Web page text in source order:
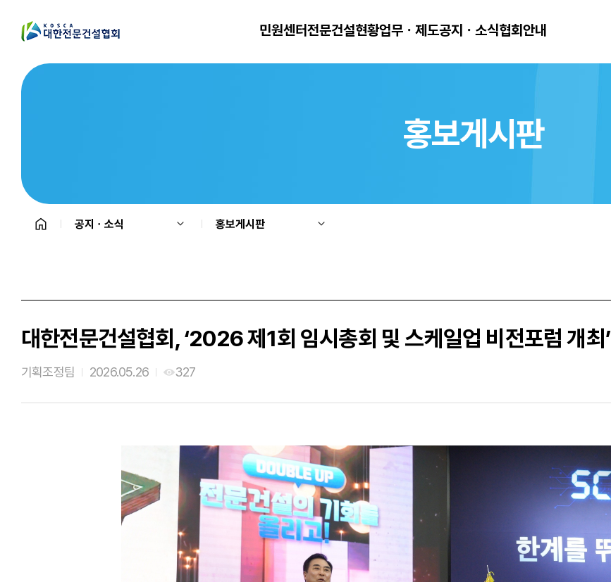
민원센터전문건설현황업무ㆍ제도공지ㆍ소식협회안내
홍보게시판
공지ㆍ소식 홍보게시판
대한전문건설협회, ‘2026 제1회 임시총회 및 스케일업 비전포럼 개최’
기획조정팀 2026.05.26 327